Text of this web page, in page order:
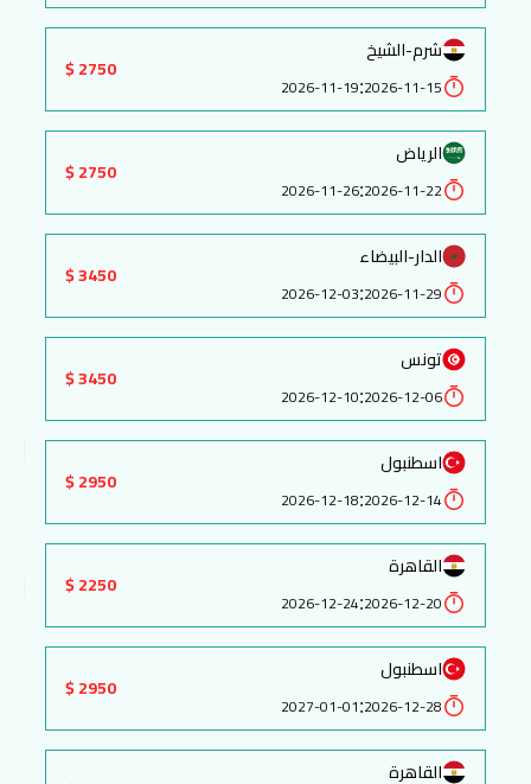
شرم-الشيخ
2026-11-15
:
2026-11-19
2750 $
الرياض
2026-11-22
:
2026-11-26
2750 $
الدار-البيضاء
2026-11-29
:
2026-12-03
3450 $
تونس
2026-12-06
:
2026-12-10
3450 $
اسطنبول
2026-12-14
:
2026-12-18
2950 $
القاهرة
2026-12-20
:
2026-12-24
2250 $
اسطنبول
2026-12-28
:
2027-01-01
2950 $
القاهرة